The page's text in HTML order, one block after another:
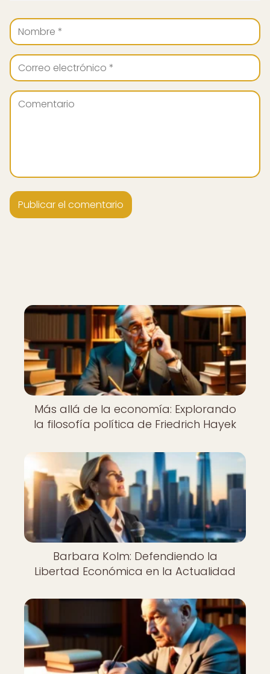
Más allá de la economía: Explorando
la filosofía política de Friedrich Hayek
Barbara Kolm: Defendiendo la
Libertad Económica en la Actualidad